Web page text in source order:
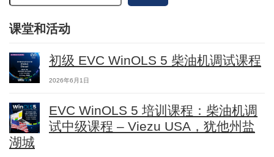
课堂和活动
初级 EVC WinOLS 5 柴油机调试课程
2026年6月1日
EVC WinOLS 5 培训课程：柴油机调
试中级课程 – Viezu USA，犹他州盐
湖城